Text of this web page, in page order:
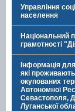
Управління
населення
Національний
грамотності
Інформація
які
окупованих
Автономної
Севастополя,
Луганської